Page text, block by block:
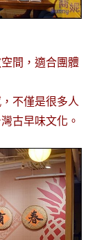
間，適合團體
不僅是很多人
古早味文化。